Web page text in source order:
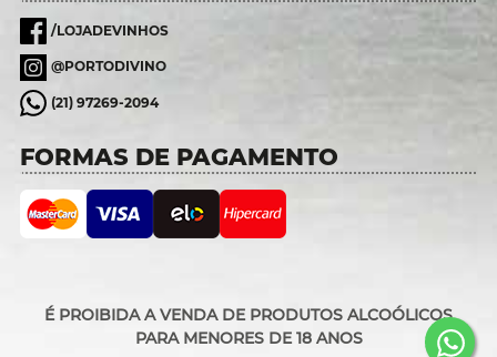
/LOJADEVINHOS
@PORTODIVINO
(21) 97269-2094
FORMAS DE PAGAMENTO
É PROIBIDA A VENDA DE PRODUTOS ALCOÓLICOS
PARA MENORES DE 18 ANOS